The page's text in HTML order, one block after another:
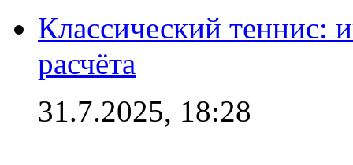
Классический теннис:
расчёта
31.7.2025, 18:28